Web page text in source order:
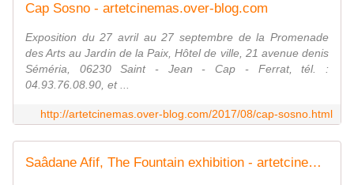
Cap Sosno - artetcinemas.over-blog.com
Exposition du 27 avril au 27 septembre de la Promenade
des Arts au Jardin de la Paix, Hôtel de ville, 21 avenue denis
Séméria, 06230 Saint - Jean - Cap - Ferrat, tél. :
04.93.76.08.90, et ...
http://artetcinemas.over-blog.com/2017/08/cap-sosno.html
Saâdane Afif, The Fountain exhibition - artetcinemas.over-blog.com